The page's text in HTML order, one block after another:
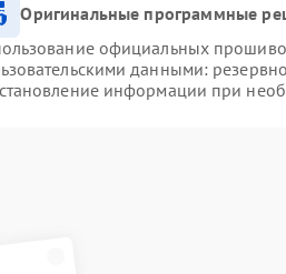
Оригинальные программные
официальных
данными:
информации при